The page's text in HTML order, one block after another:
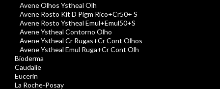
Avene Olhos Ystheal Olh
Avene Rosto Kit D Pigm Rico+Cr50+ S
Avene Rosto Ystheal Emul+Emul50+S
Avene Ystheal Contorno Olho
Avene Ystheal Cr Rugas+Cr Cont Olhos
Avene Ystheal Emul Ruga+Cr Cont Olh
Bioderma
Caudalie
Eucerin
La Roche-Posay